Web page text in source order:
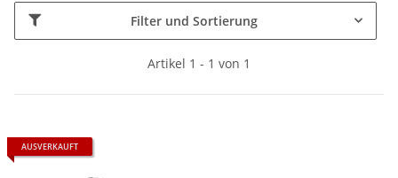
Filter und Sortierung
Artikel 1 - 1 von 1
AUSVERKAUFT